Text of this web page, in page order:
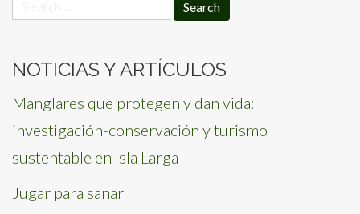
for:
NOTICIAS Y ARTÍCULOS
Manglares que protegen y dan vida:
investigación-conservación y turismo
sustentable en Isla Larga
Jugar para sanar